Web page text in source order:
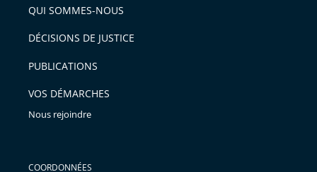
arriver
après
l'article
pour
avant
QUI SOMMES-NOUS
DÉCISIONS DE JUSTICE
PUBLICATIONS
VOS DÉMARCHES
Nous rejoindre
COORDONNÉES